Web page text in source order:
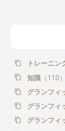
トレーニン
知識（110）
グランフィ
グランフィ
グランフィ